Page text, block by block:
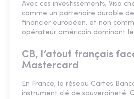
Avec ces investissements, Visa
comme un partenaire durable de
financier européen, et non
opérateur américain dominant
CB, l’atout français
Mastercard
En France, le réseau Cartes
instrument clé de souveraineté.